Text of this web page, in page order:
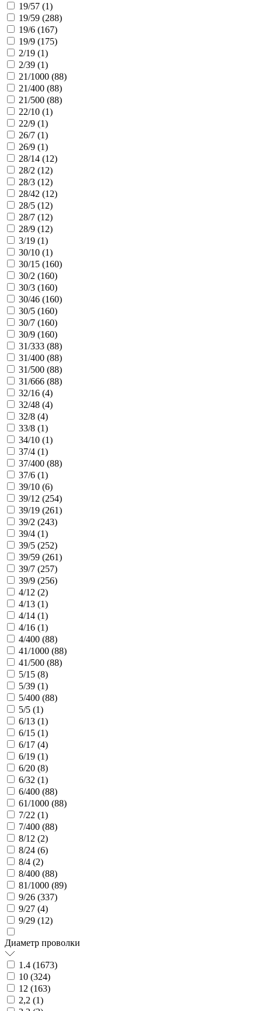
19/57 (1)
19/59 (288)
19/6 (167)
19/9 (175)
2/19 (1)
2/39 (1)
21/1000 (88)
21/400 (88)
21/500 (88)
22/10 (1)
22/9 (1)
26/7 (1)
26/9 (1)
28/14 (12)
28/2 (12)
28/3 (12)
28/42 (12)
28/5 (12)
28/7 (12)
28/9 (12)
3/19 (1)
30/10 (1)
30/15 (160)
30/2 (160)
30/3 (160)
30/46 (160)
30/5 (160)
30/7 (160)
30/9 (160)
31/333 (88)
31/400 (88)
31/500 (88)
31/666 (88)
32/16 (4)
32/48 (4)
32/8 (4)
33/8 (1)
34/10 (1)
37/4 (1)
37/400 (88)
37/6 (1)
39/10 (6)
39/12 (254)
39/19 (261)
39/2 (243)
39/4 (1)
39/5 (252)
39/59 (261)
39/7 (257)
39/9 (256)
4/12 (2)
4/13 (1)
4/14 (1)
4/16 (1)
4/400 (88)
41/1000 (88)
41/500 (88)
5/15 (8)
5/39 (1)
5/400 (88)
5/5 (1)
6/13 (1)
6/15 (1)
6/17 (4)
6/19 (1)
6/20 (8)
6/32 (1)
6/400 (88)
61/1000 (88)
7/22 (1)
7/400 (88)
8/12 (2)
8/24 (6)
8/4 (2)
8/400 (88)
81/1000 (89)
9/26 (337)
9/27 (4)
9/29 (12)
Диаметр проволки
1.4 (1673)
10 (324)
12 (163)
2,2 (1)